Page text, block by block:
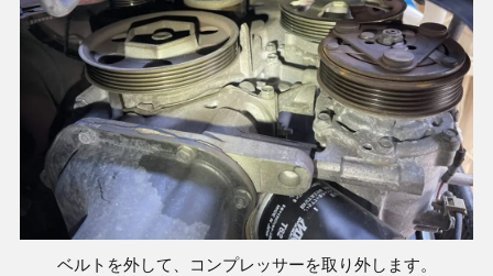
ベルトを外して、コンプレッサーを取り外します。